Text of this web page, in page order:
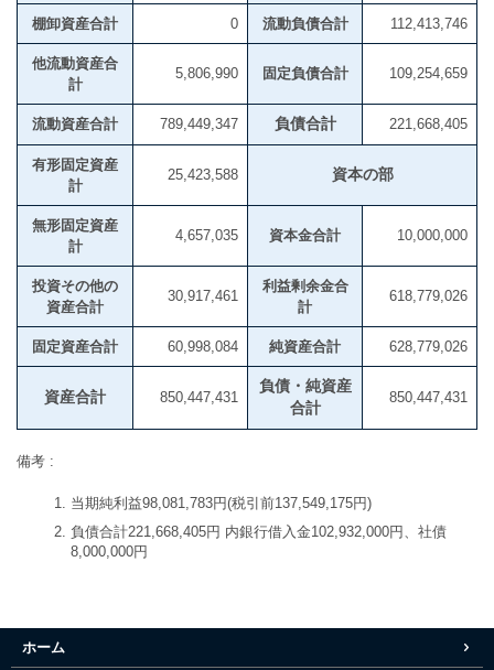
棚卸資産合計 0 流動負債合計 112,413,746
他流動資産合
計
5,806,990 固定負債合計 109,254,659
流動資産合計 789,449,347 負債合計 221,668,405
有形固定資産
計
25,423,588 資本の部
無形固定資産
計
4,657,035 資本金合計 10,000,000
投資その他の
資産合計
30,917,461
利益剰余金合
計
618,779,026
固定資産合計 60,998,084 純資産合計 628,779,026
資産合計 850,447,431
負債・純資産
合計
850,447,431
備考 :
当期純利益98,081,783円(税引前137,549,175円)
負債合計221,668,405円 内銀行借入金102,932,000円、社債
8,000,000円
ホーム